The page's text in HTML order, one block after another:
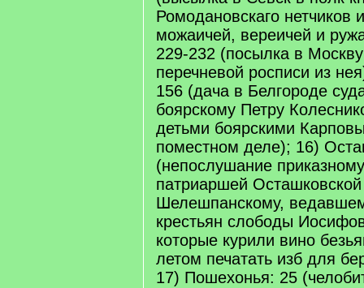
Ромодановскаго нетчиков
можаичей, вереичей и
229-232 (посылка в
перечневой росписи из
156 (дача в Белгороде
боярскому Петру
детьми боярскими
поместном деле); 16)
(непослушание
патриаршей
Шелешпанскому,
крестьян слободы
которые курили вино
летом печатать изб для
17) Пошехонья: 25